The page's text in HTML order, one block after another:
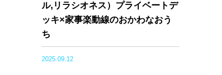
ル,リラシオネス）プライベートデ
ッキ×家事楽動線のおかわなおう
ち
2025.09.12